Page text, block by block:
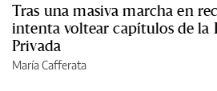
Tras una masiva marcha en
intenta voltear capítulos de la
Privada
María Cafferata